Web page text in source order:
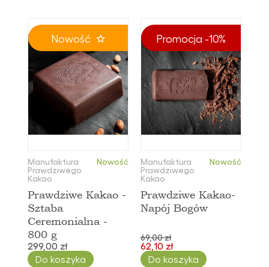
Nazwa: Od A do Z
Nazwa: Od Z do A
Nowość
Manufaktura
Prawdziwego
Kakao
Nowość
Prawdziwe Kakao -
Sztaba
Ceremonialna -
800 g
299,00 zł
Do koszyka
Promocja -10%
Manufaktura
Prawdziwego
Kakao
Nowość
Prawdziwe Kakao-
Napój Bogów
69,00 zł
62,10 zł
Do koszyka